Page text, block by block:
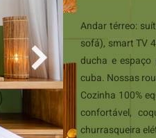
Andar térreo:
sofá), smart TV
ducha e
cuba. Nossas
Cozinha 100%
confortável,
churrasqueira